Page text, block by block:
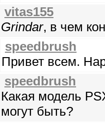
vitas155
Grindar, в чем
speedbrush
Привет всем.
speedbrush
Какая модель
могут быть?